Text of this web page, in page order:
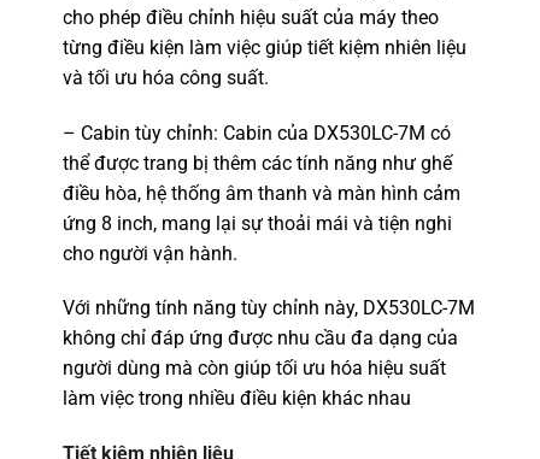
cho phép điều chỉnh hiệu suất của máy theo
từng điều kiện làm việc giúp tiết kiệm nhiên liệu
và tối ưu hóa công suất.
– Cabin tùy chỉnh: Cabin của DX530LC-7M có
thể được trang bị thêm các tính năng như ghế
điều hòa, hệ thống âm thanh và màn hình cảm
ứng 8 inch, mang lại sự thoải mái và tiện nghi
cho người vận hành.
Với những tính năng tùy chỉnh này, DX530LC-7M
không chỉ đáp ứng được nhu cầu đa dạng của
người dùng mà còn giúp tối ưu hóa hiệu suất
làm việc trong nhiều điều kiện khác nhau
Tiết kiệm nhiên liệu